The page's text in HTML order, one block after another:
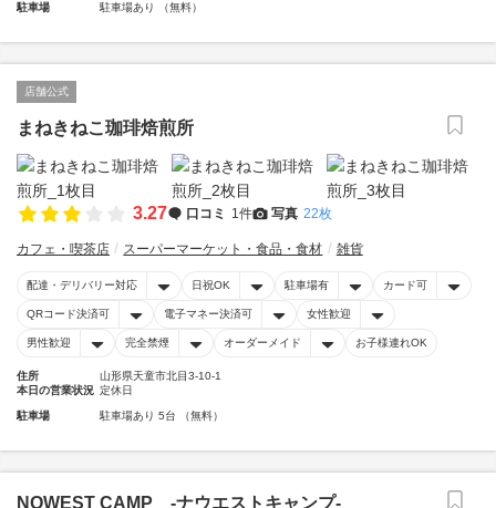
駐車場 駐車場あり （無料）
店舗公式
まねきねこ珈琲焙煎所
3.27 口コミ 1件 写真 22枚
カフェ・喫茶店 スーパーマーケット・食品・食材 雑貨
配達・デリバリー対応 日祝OK 駐車場有 カード可
QRコード決済可 電子マネー決済可 女性歓迎
男性歓迎 完全禁煙 オーダーメイド お子様連れOK
住所
山形県天童市北目3-10-1
本日の営業状況 定休日
駐車場 駐車場あり 5台 （無料）
NOWEST CAMP -ナウエストキャンプ-